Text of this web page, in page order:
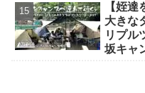
ア #キ
しょう
【姪
大きな
リプルツ
坂キャ